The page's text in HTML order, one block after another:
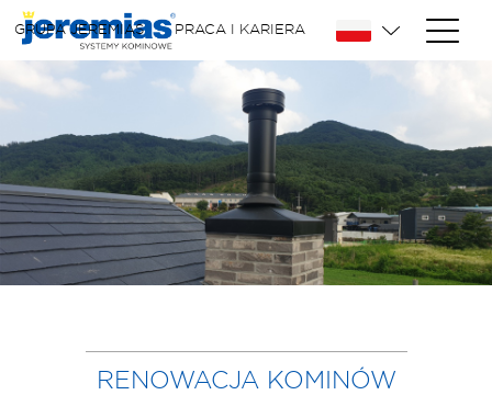
GRUPA JEREMIAS PRACA I KARIERA
RENOWACJA KOMINÓW